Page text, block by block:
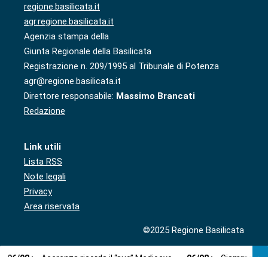
regione.basilicata.it
agr.regione.basilicata.it
Agenzia stampa della
Giunta Regionale della Basilicata
Registrazione n. 209/1995 al Tribunale di Potenza
agr@regione.basilicata.it
Direttore responsabile: Massimo Brancati
Redazione
Link utili
Lista RSS
Note legali
Privacy
Area riservata
©2025 Regione Basilicata